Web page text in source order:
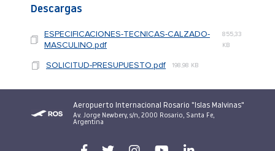
Descargas
ESPECIFICACIONES-TECNICAS-CALZADO-
MASCULINO.pdf
855,33
KB
SOLICITUD-PRESUPUESTO.pdf 198,98 KB
Aeropuerto Internacional Rosario "Islas Malvinas"
Av. Jorge Newbery, s/n, 2000 Rosario, Santa Fe,
Argentina